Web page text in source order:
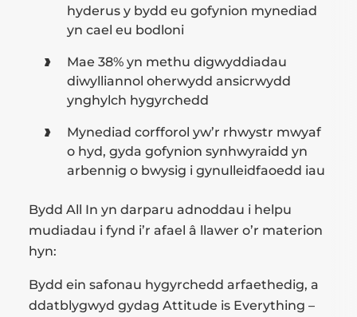
hyderus y bydd eu gofynion mynediad
yn cael eu bodloni
Mae 38% yn methu digwyddiadau
diwylliannol oherwydd ansicrwydd
ynghylch hygyrchedd
Mynediad corfforol yw’r rhwystr mwyaf
o hyd, gyda gofynion synhwyraidd yn
arbennig o bwysig i gynulleidfaoedd iau
Bydd All In yn darparu adnoddau i helpu
mudiadau i fynd i’r afael â llawer o’r materion
hyn:
Bydd ein safonau hygyrchedd arfaethedig, a
ddatblygwyd gydag Attitude is Everything –